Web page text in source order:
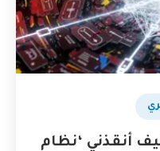
أنقذني ‘نظام